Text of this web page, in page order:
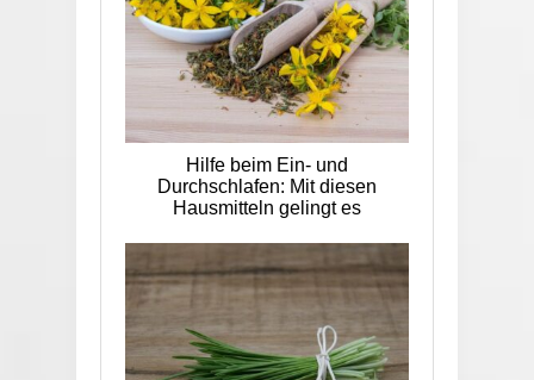
Hilfe beim Ein- und
Durchschlafen: Mit diesen
Hausmitteln gelingt es